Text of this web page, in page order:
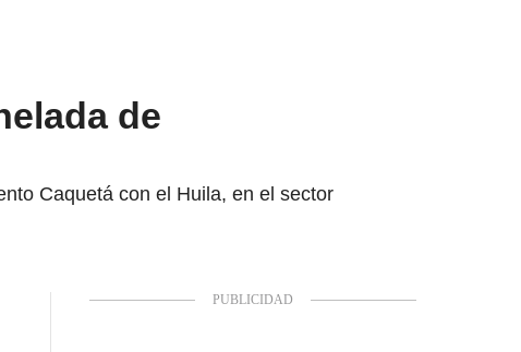
de
Caquetá con el Huila, en el sector